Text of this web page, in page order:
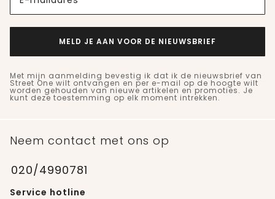
MELD JE AAN VOOR DE NIEUWSBRIEF
Met mijn aanmelding bevestig ik dat ik de nieuwsbrief van
Street One wilt ontvangen en per e-mail op de hoogte wilt
worden gehouden van nieuwe artikelen en promoties. Je
kunt deze toestemming op elk moment intrekken.
Neem contact met ons op
020/4990781
Service hotline